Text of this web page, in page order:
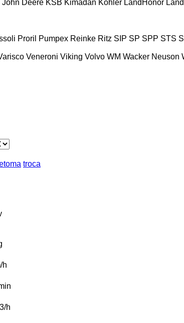
John Deere KSB Kimadan Kohler LandHonor
Proril Pumpex Reinke Ritz SIP SP SPP STS
Veneroni Viking Volvo WM Wacker Neuson
troca
h
h